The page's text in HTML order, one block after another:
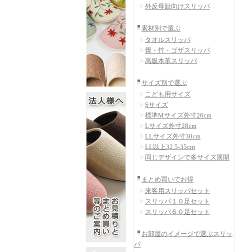
外反母趾向けスリッパ
素材別で選ぶ
タオルスリッパ
畳・竹・ゴザスリッパ
高級本革スリッパ
サイズ別で選ぶ
こども用サイズ
Sサイズ
標準Mサイズ外寸26cm
Lサイズ外寸28cm
LLサイズ外寸30cm
LL以上32.5-35cm
同じデザインで多サイズ展開
まとめ買いでお得
来客用スリッパセット
スリッパ１０足セット
スリッパ６０足セット
お部屋のイメージで選ぶスリッ
パ